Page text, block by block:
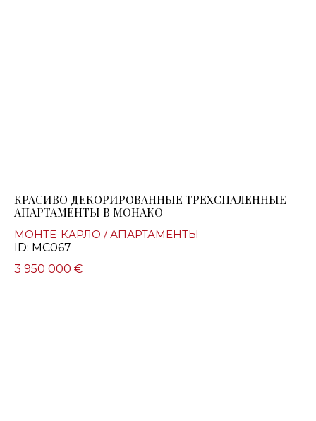
КРАСИВО ДЕКОРИРОВАННЫЕ ТРЕХСПАЛЕННЫЕ
АПАРТАМЕНТЫ В МОНАКО
МОНТЕ-КАРЛО / АПАРТАМЕНТЫ
ID: MC067
3 950 000 €